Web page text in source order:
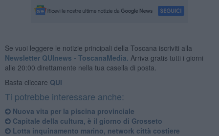
Se vuoi leggere le notizie principali della Toscana iscriviti alla
Newsletter QUInews - ToscanaMedia. Arriva gratis tutti i giorni
alle 20:00 direttamente nella tua casella di posta.
Basta cliccare QUI
Ti potrebbe interessare anche:
Nuova vita per la piscina provinciale
Capitale della cultura, è il giorno di Grosseto
Lotta inquinamento marino, network città costiere